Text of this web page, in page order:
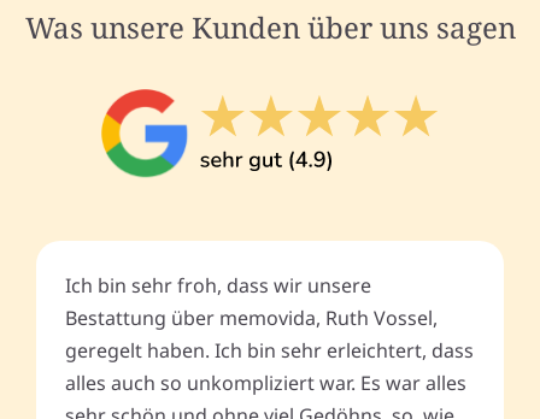
Was unsere Kunden über uns sagen
Ich bin sehr froh, dass wir unsere
Bestattung über memovida, Ruth Vossel,
geregelt haben. Ich bin sehr erleichtert, dass
alles auch so unkompliziert war. Es war alles